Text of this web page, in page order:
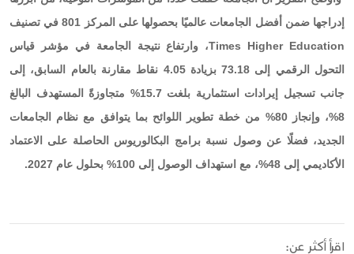
إدراجها ضمن أفضل الجامعات عالميًا بحصولها على المركز 801 في تصنيف
Times Higher Education، وارتفاع نتيجة الجامعة في مؤشر قياس
التحول الرقمي إلى 73.18 بزيادة 4.05 نقاط مقارنة بالعام السابق، إلى
جانب تسجيل إيرادات استثمارية بلغت 15.7% متجاوزةً المستهدف البالغ
8%، وإنجاز 80% من خطة تطوير اللوائح بما يتوافق مع نظام الجامعات
الجديد، فضلًا عن وصول نسبة برامج البكالوريوس الحاصلة على الاعتماد
الأكاديمي إلى 48%، مع استهداف الوصول إلى 100% بحلول عام 2027.
اقرأ أكثر عن: